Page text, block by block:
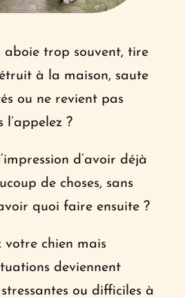
aboie trop souvent, tire
à la maison, saute
ou ne revient pas
l’appelez ?
d’avoir déjà
de choses, sans
quoi faire ensuite ?
votre chien mais
deviennent
ou difficiles à